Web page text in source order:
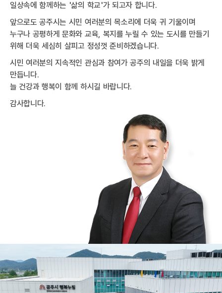
일상속에 함께하는 '삶의 학교'가 되고자 합니다.
앞으로도 공주시는 시민 여러분의 목소리에 더욱 귀 기울이며
누구나 공평하게 문화와 교육, 복지를 누릴 수 있는 도시를 만들기
위해 더욱 세심히 살피고 정성껏 준비하겠습니다.
시민 여러분의 지속적인 관심과 참여가 공주의 내일을 더욱 밝게
만듭니다.
늘 건강과 행복이 함께 하시길 바랍니다.
감사합니다.